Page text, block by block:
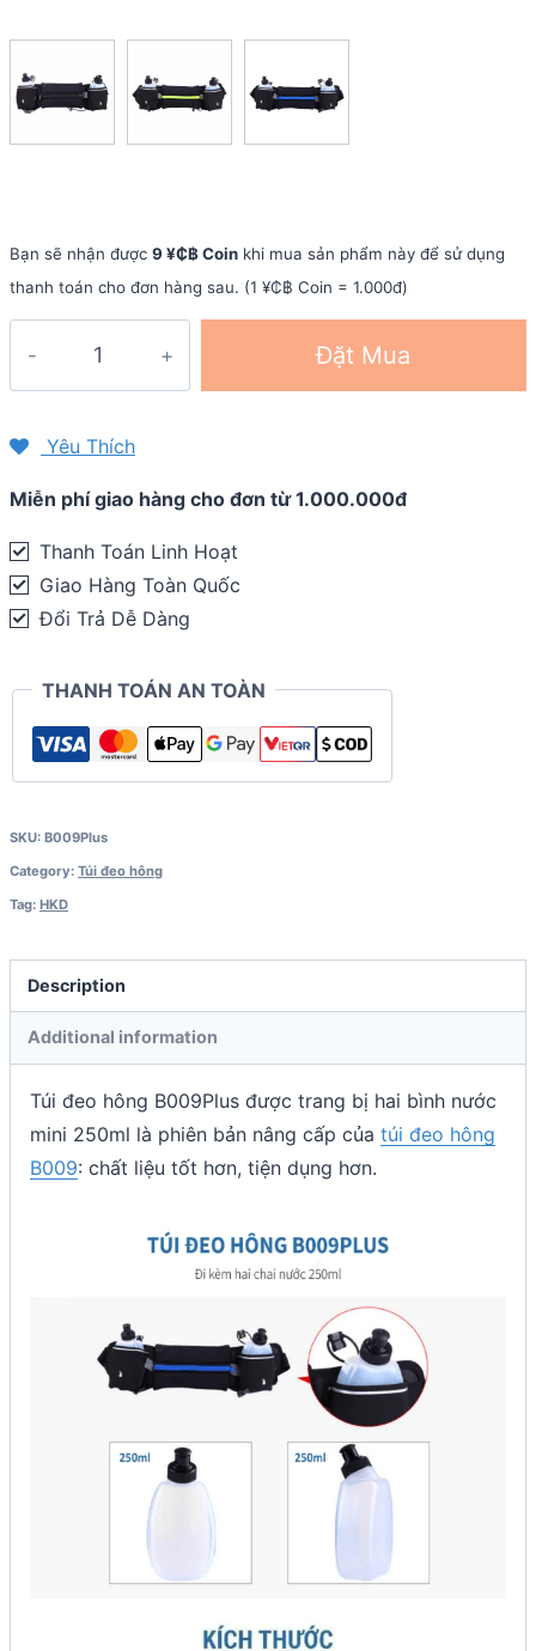
Bạn sẽ nhận được 9 ¥₵฿ Coin khi mua sản phẩm này để sử dụng
thanh toán cho đơn hàng sau. (1 ¥₵฿ Coin = 1.000đ)
chạy
B009Plus
(kèm
2
bình
quantity
Đặt Mua
Yêu Thích
Miễn phí giao hàng cho đơn từ 1.000.000đ
Thanh Toán Linh Hoạt
Giao Hàng Toàn Quốc
Đổi Trả Dễ Dàng
THANH TOÁN AN TOÀN
SKU: B009Plus
Category: Túi đeo hông
Tag: HKD
Description
Additional information
Túi đeo hông B009Plus được trang bị hai bình nước
mini 250ml là phiên bản nâng cấp của túi đeo hông
B009: chất liệu tốt hơn, tiện dụng hơn.